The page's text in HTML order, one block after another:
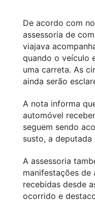
De acordo com
assessoria de
viajava
quando o veículo
uma carreta. As
ainda serão
A nota informa
automóvel
seguem sendo
susto, a deputada
A assessoria
manifestações de
recebidas desde
ocorrido e